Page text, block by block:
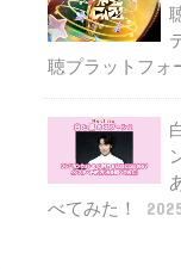
聴プラットフォ
べてみた！